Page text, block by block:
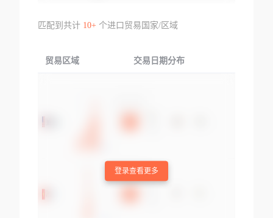
匹配到共计 10+个进口贸易国家/区域
贸易区域 交易日期分布
登录查看更多